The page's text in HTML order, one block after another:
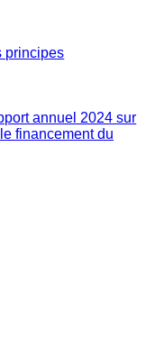
principes
annuel 2024 sur
financement du